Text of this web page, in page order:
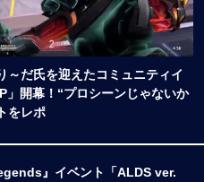
～だ氏を迎えたコミュニティイ
」開幕！“プロシーンじゃないか
をレポ
』イベント「ALDS ver.